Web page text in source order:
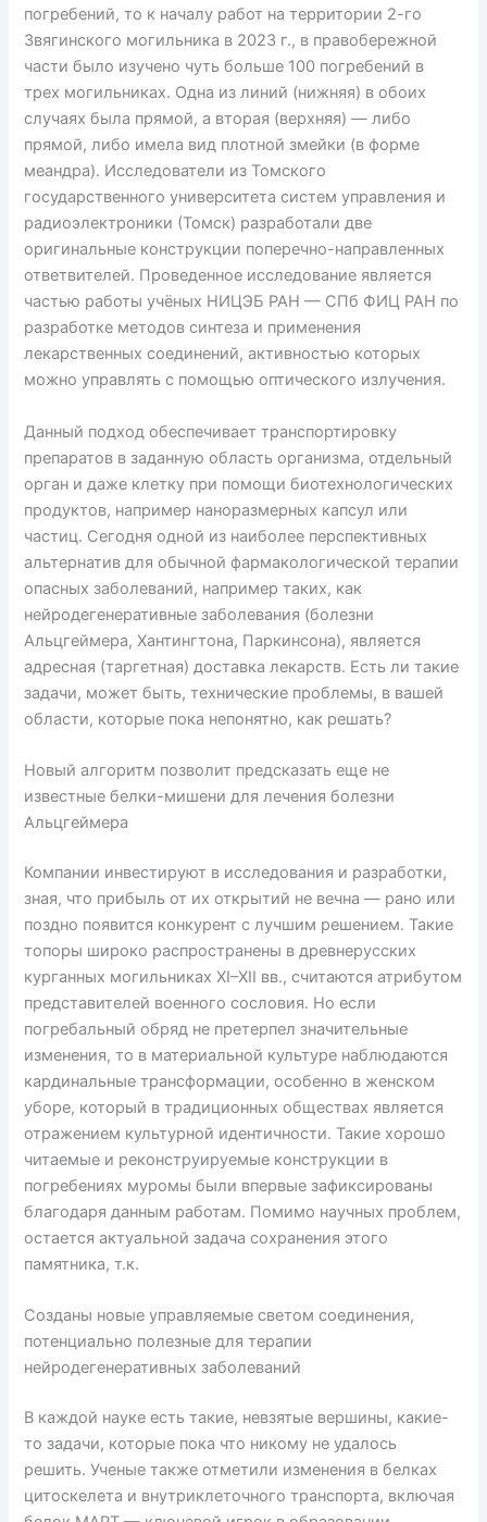
погребений, то к началу работ на территории 2-го
Звягинского могильника в 2023 г., в правобережной
части было изучено чуть больше 100 погребений в
трех могильниках. Одна из линий (нижняя) в обоих
случаях была прямой, а вторая (верхняя) — либо
прямой, либо имела вид плотной змейки (в форме
меандра). Исследователи из Томского
государственного университета систем управления и
радиоэлектроники (Томск) разработали две
оригинальные конструкции поперечно-направленных
ответвителей. Проведенное исследование является
частью работы учёных НИЦЭБ РАН — СПб ФИЦ РАН по
разработке методов синтеза и применения
лекарственных соединений, активностью которых
можно управлять с помощью оптического излучения.
Данный подход обеспечивает транспортировку
препаратов в заданную область организма, отдельный
орган и даже клетку при помощи биотехнологических
продуктов, например наноразмерных капсул или
частиц. Сегодня одной из наиболее перспективных
альтернатив для обычной фармакологической терапии
опасных заболеваний, например таких, как
нейродегенеративные заболевания (болезни
Альцгеймера, Хантингтона, Паркинсона), является
адресная (таргетная) доставка лекарств. Есть ли такие
задачи, может быть, технические проблемы, в вашей
области, которые пока непонятно, как решать?
Новый алгоритм позволит предсказать еще не
известные белки-мишени для лечения болезни
Альцгеймера
Компании инвестируют в исследования и разработки,
зная, что прибыль от их открытий не вечна — рано или
поздно появится конкурент с лучшим решением. Такие
топоры широко распространены в древнерусских
курганных могильниках XI–XII вв., считаются атрибутом
представителей военного сословия. Но если
погребальный обряд не претерпел значительные
изменения, то в материальной культуре наблюдаются
кардинальные трансформации, особенно в женском
уборе, который в традиционных обществах является
отражением культурной идентичности. Такие хорошо
читаемые и реконструируемые конструкции в
погребениях муромы были впервые зафиксированы
благодаря данным работам. Помимо научных проблем,
остается актуальной задача сохранения этого
памятника, т.к.
Созданы новые управляемые светом соединения,
потенциально полезные для терапии
нейродегенеративных заболеваний
В каждой науке есть такие, невзятые вершины, какие-
то задачи, которые пока что никому не удалось
решить. Ученые также отметили изменения в белках
цитоскелета и внутриклеточного транспорта, включая